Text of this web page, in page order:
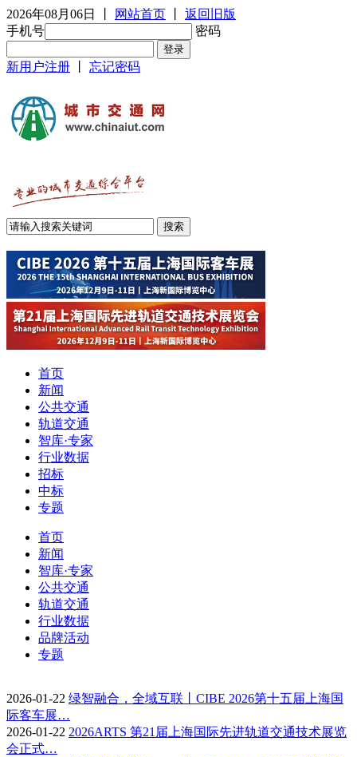
2026年08月06日 网站首页
返回旧版
手机号
密码
新用户注册 忘记密码
首页
新闻
公共交通
轨道交通
智库·专家
行业数据
招标
中标
专题
首页
新闻
智库·专家
公共交通
轨道交通
行业数据
品牌活动
专题
2026-01-22 绿智融合，全域互联丨CIBE 2026第十五届上海国
际客车展…
2026-01-22 2026ARTS 第21届上海国际先进轨道交通技术展览
会正式…